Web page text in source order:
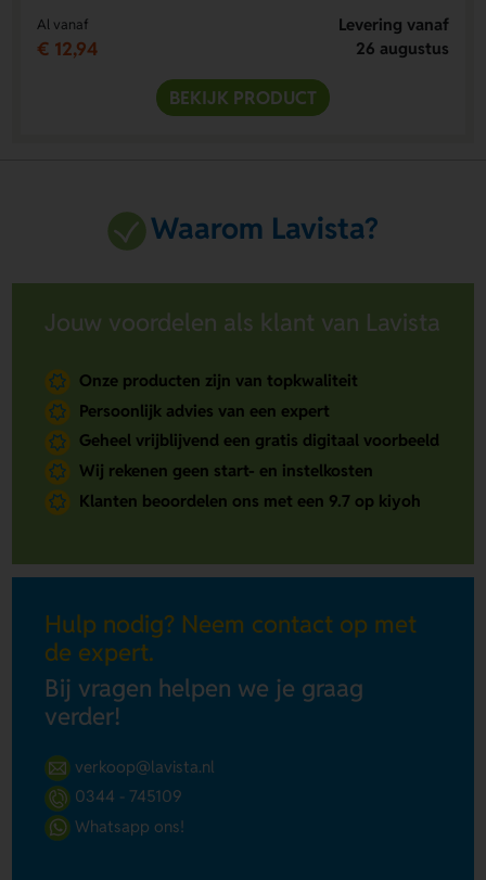
Al vanaf
€ 12,94
Levering vanaf
26 augustus
BEKIJK PRODUCT
Waarom Lavista?
Jouw voordelen als klant van Lavista
Onze producten zijn van topkwaliteit
Persoonlijk advies van een expert
Geheel vrijblijvend een gratis digitaal voorbeeld
Wij rekenen geen start- en instelkosten
Klanten beoordelen ons met een 9.7 op kiyoh
Hulp nodig? Neem contact op met
de expert.
Bij vragen helpen we je graag
verder!
verkoop@lavista.nl
0344 - 745109
Whatsapp ons!